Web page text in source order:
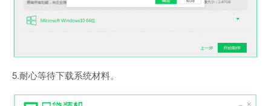
5.耐心等待下载系统材料。